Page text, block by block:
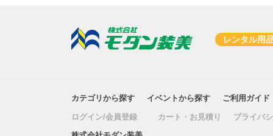
レンタル用
カテゴリから探す イベントから探す ご利用ガイド
ログイン/会員登録 カート・お見積り
プライバ